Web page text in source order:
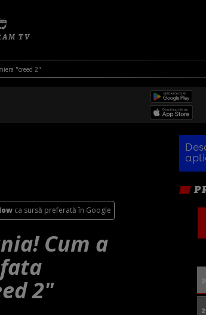
TV
"creed 2"
ca sursă preferată în Google
Cum a
2"